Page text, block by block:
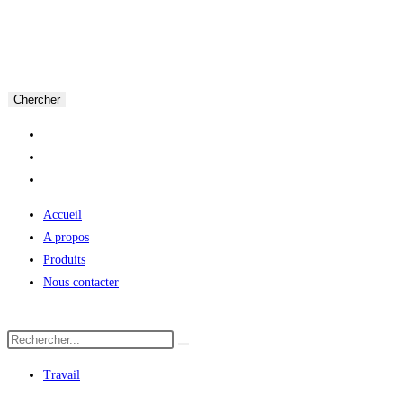
Chercher
Accueil
A propos
Produits
Nous contacter
Travail